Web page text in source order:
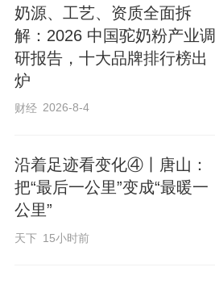
奶源、工艺、资质全面拆
解：2026 中国驼奶粉产业调
研报告，十大品牌排行榜出
炉
财经 2026-8-4
沿着足迹看变化④丨唐山：
把“最后一公里”变成“最暖一
公里”
天下 15小时前